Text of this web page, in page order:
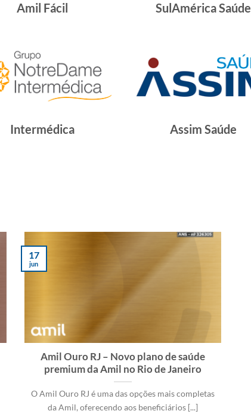
Amil Fácil SulAmérica Saúde
Intermédica Assim Saúde
Amil Ouro RJ – Novo plano de saúde
premium da Amil no Rio de Janeiro
O Amil Ouro RJ é uma das opções mais completas
da Amil, oferecendo aos beneficiários [...]
17
jun